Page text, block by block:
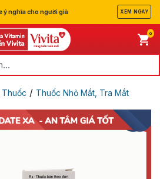
ý nghĩa cho người già XEM NGAY
0
Thuốc / Thuốc Nhỏ Mắt, Tra Mắt